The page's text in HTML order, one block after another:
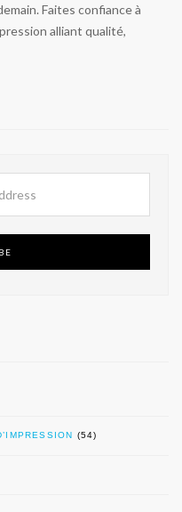
Faites confiance à
alliant qualité,
(54)